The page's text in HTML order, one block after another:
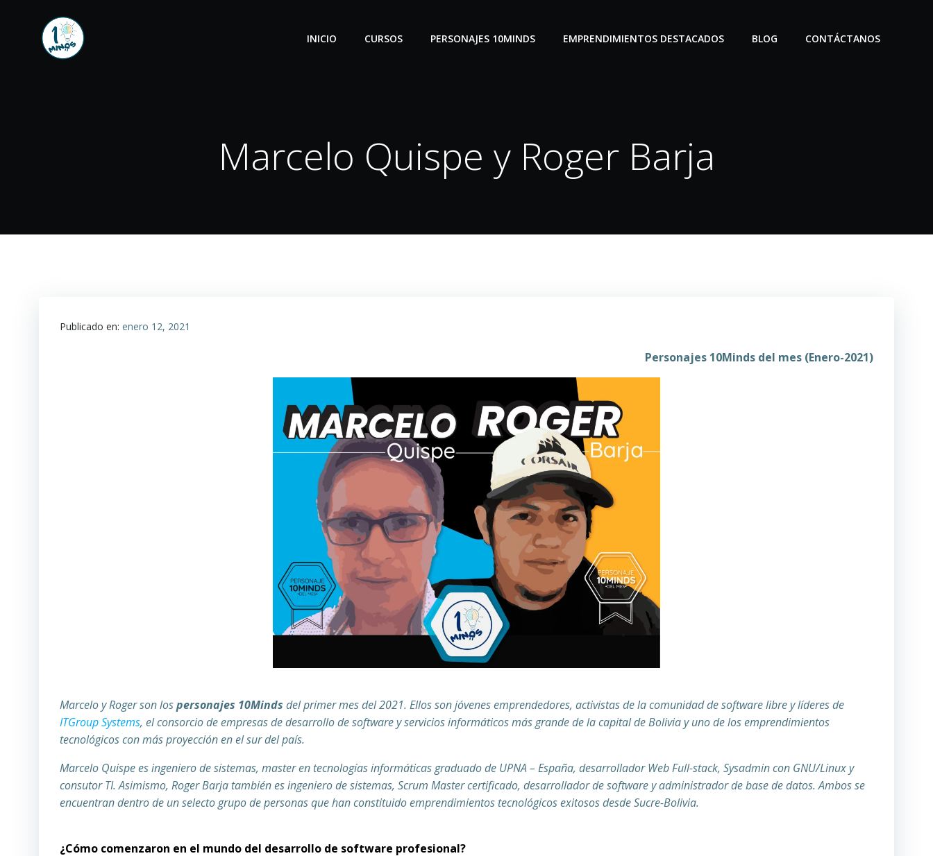
INICIO CURSOS PERSONAJES 10MINDS EMPRENDIMIENTOS DESTACADOS BLOG CONTÁCTANOS
Marcelo Quispe y Roger Barja
Publicado en: enero 12, 2021
Personajes 10Minds del mes (Enero-2021)
Marcelo y Roger son lospersonajes 10Minds del primer mes del 2021. Ellos son jóvenes emprendedores, activistas de la comunidad de software libre y líderes de
ITGroup Systems, el consorcio de empresas de desarrollo de software y servicios informáticos más grande de la capital de Bolivia y uno de los emprendimientos
tecnológicos con más proyección en el sur del país.
Marcelo Quispe es ingeniero de sistemas, master en tecnologías informáticas graduado de UPNA – España, desarrollador Web Full-stack, Sysadmin con GNU/Linux y
consutor TI. Asimismo, Roger Barja también es ingeniero de sistemas, Scrum Master certificado, desarrollador de software y administrador de base de datos. Ambos se
encuentran dentro de un selecto grupo de personas que han constituido emprendimientos tecnológicos exitosos desde Sucre-Bolivia.
¿Cómo comenzaron en el mundo del desarrollo de software profesional?